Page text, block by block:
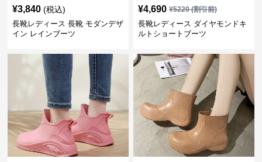
¥3,840 (税込)
長靴レディース 長靴 モダンデザ
イン レインブーツ
¥4,690 ¥5220(割引前)
長靴レディース ダイヤモンドキ
ルトショートブーツ